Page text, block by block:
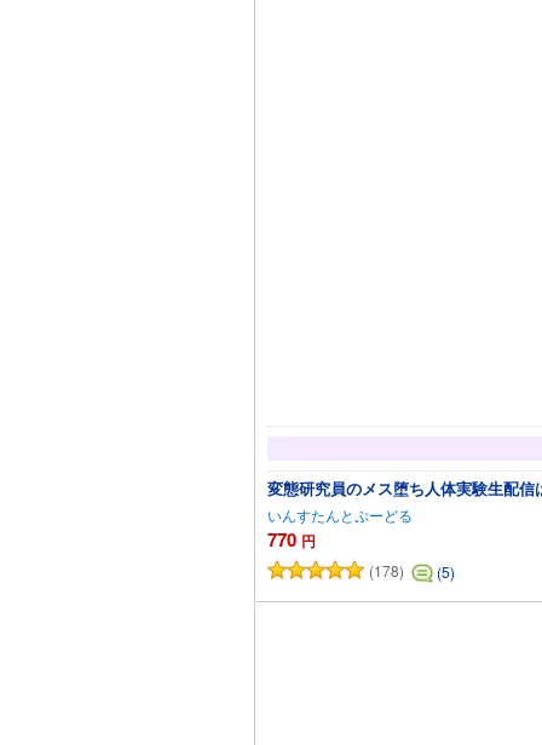
変態研究員のメス堕ち人体実験生配
いんすたんとぷーどる
770 円
(178) (5)